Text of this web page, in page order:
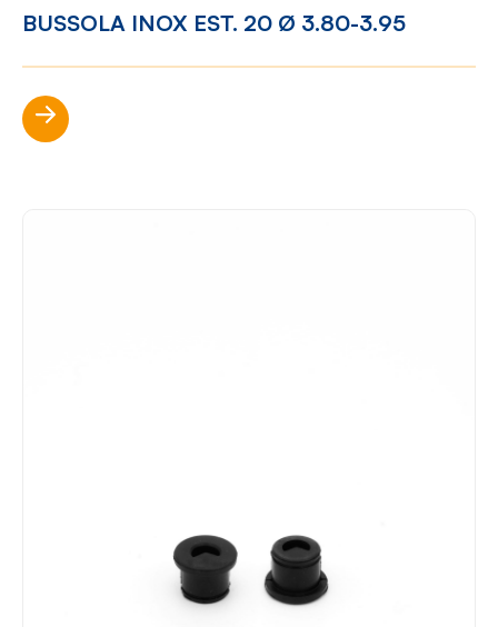
BUSSOLA INOX EST. 20 Ø 3.80-3.95
Scopri di più